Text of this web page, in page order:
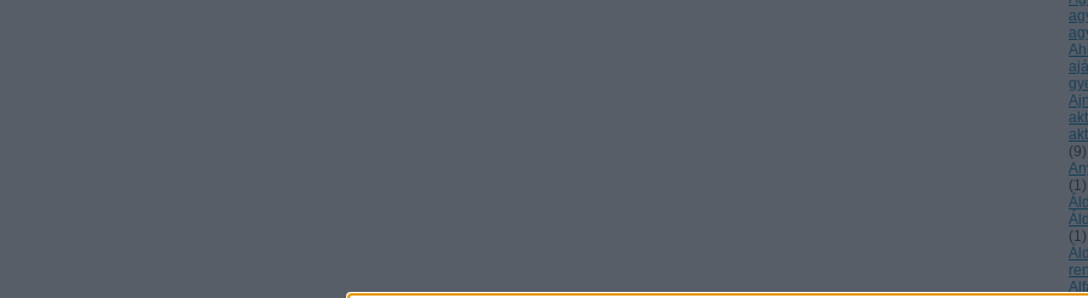
(9)
(1)
(1)